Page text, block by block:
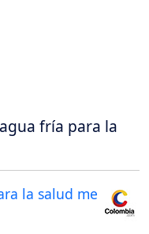
fría para la